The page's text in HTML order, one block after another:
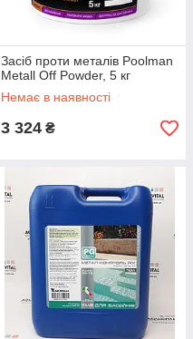
Засіб проти металів Poolman
Metall Off Powder, 5 кг
Немає в наявності
3 324 ₴